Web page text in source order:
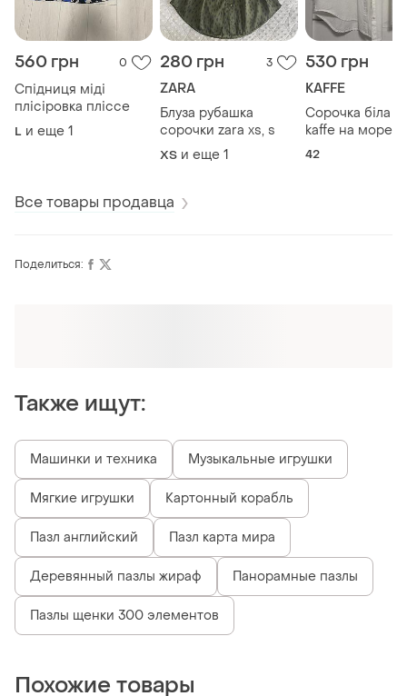
560 грн 0
Спідниця міді
плісіровка пліссе
L и еще 1
280 грн 3
ZARA
Блуза рубашка
сорочки zara xs, s
ХS и еще 1
530 грн
KAFFE
Сорочка біла
kaffe на море
42
Все товары продавца
Поделиться:
Также ищут:
Машинки и техника Музыкальные игрушки
Мягкие игрушки Картонный корабль
Пазл английский Пазл карта мира
Деревянный пазлы жираф Панорамные пазлы
Пазлы щенки 300 элементов
Похожие товары